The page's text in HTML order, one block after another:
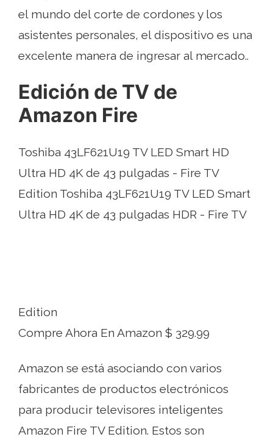
el mundo del corte de cordones y los
asistentes personales, el dispositivo es una
excelente manera de ingresar al mercado..
Edición de TV de
Amazon Fire
Toshiba 43LF621U19 TV LED Smart HD
Ultra HD 4K de 43 pulgadas - Fire TV
Edition Toshiba 43LF621U19 TV LED Smart
Ultra HD 4K de 43 pulgadas HDR - Fire TV
Edition
Compre Ahora En Amazon $ 329.99
Amazon se está asociando con varios
fabricantes de productos electrónicos
para producir televisores inteligentes
Amazon Fire TV Edition. Estos son